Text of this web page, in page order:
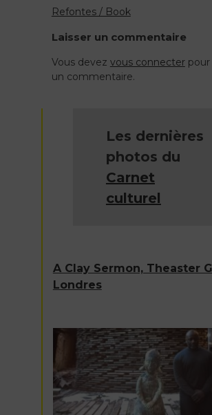
Navigation
de
l’article
Refontes / Book
Laisser un commentaire
Vous devez vous connecterpour
un commentaire.
Les dernières
photos du
Carnet
culturel
A Clay Sermon, Theaster
Londres